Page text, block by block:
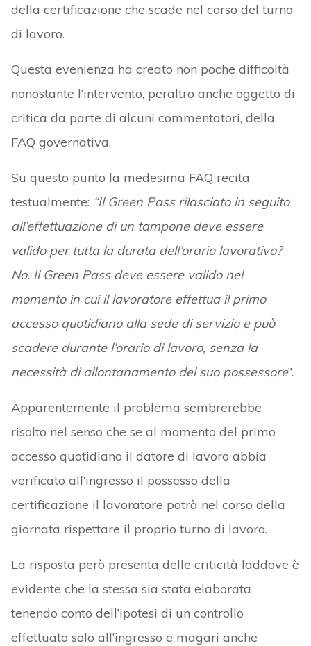
della certificazione che scade nel corso del turno
di lavoro.
Questa evenienza ha creato non poche difficoltà
nonostante l’intervento, peraltro anche oggetto di
critica da parte di alcuni commentatori, della
FAQ governativa.
Su questo punto la medesima FAQ recita
testualmente: “Il Green Pass rilasciato in seguito
all’effettuazione di un tampone deve essere
valido per tutta la durata dell’orario lavorativo?
No. Il Green Pass deve essere valido nel
momento in cui il lavoratore effettua il primo
accesso quotidiano alla sede di servizio e può
scadere durante l’orario di lavoro, senza la
necessità di allontanamento del suo possessore”.
Apparentemente il problema sembrerebbe
risolto nel senso che se al momento del primo
accesso quotidiano il datore di lavoro abbia
verificato all’ingresso il possesso della
certificazione il lavoratore potrà nel corso della
giornata rispettare il proprio turno di lavoro.
La risposta però presenta delle criticità laddove è
evidente che la stessa sia stata elaborata
tenendo conto dell’ipotesi di un controllo
effettuato solo all’ingresso e magari anche